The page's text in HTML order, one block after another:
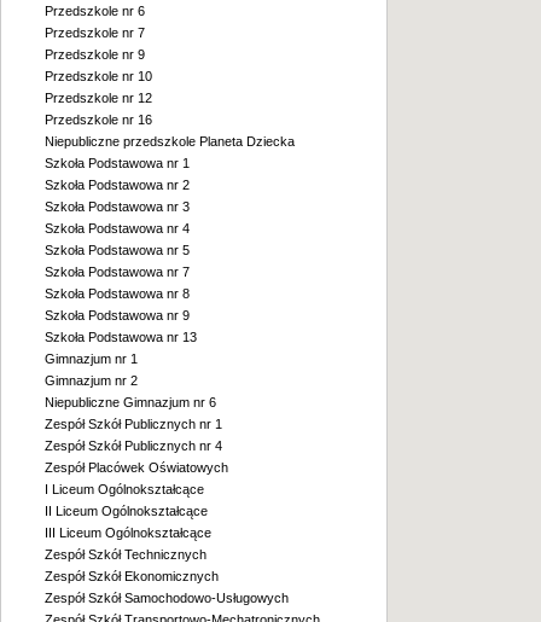
Przedszkole nr 6
Przedszkole nr 7
Przedszkole nr 9
Przedszkole nr 10
Przedszkole nr 12
Przedszkole nr 16
Niepubliczne przedszkole Planeta Dziecka
Szkoła Podstawowa nr 1
Szkoła Podstawowa nr 2
Szkoła Podstawowa nr 3
Szkoła Podstawowa nr 4
Szkoła Podstawowa nr 5
Szkoła Podstawowa nr 7
Szkoła Podstawowa nr 8
Szkoła Podstawowa nr 9
Szkoła Podstawowa nr 13
Gimnazjum nr 1
Gimnazjum nr 2
Niepubliczne Gimnazjum nr 6
Zespół Szkół Publicznych nr 1
Zespół Szkół Publicznych nr 4
Zespół Placówek Oświatowych
I Liceum Ogólnokształcące
II Liceum Ogólnokształcące
III Liceum Ogólnokształcące
Zespół Szkół Technicznych
Zespół Szkół Ekonomicznych
Zespół Szkół Samochodowo-Usługowych